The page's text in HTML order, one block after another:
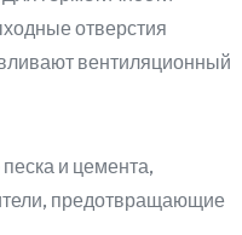
отверстия
вентиляционный
и цемента,
предотвращающие